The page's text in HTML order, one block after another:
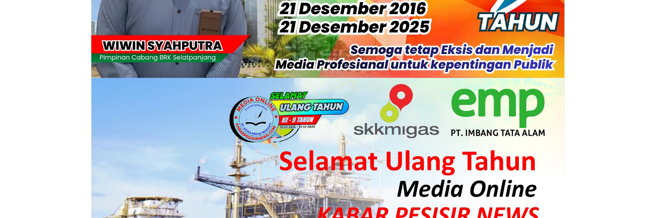
Pulihkan Konektivitas Pascabencana, HKI Rampungkan Penanganan Jalur Lembah Anai dan Malalak
Bupati Asmar Lepas 77 Kontingen Pramuka Meranti Ikuti Jambore Nasional XII 2026 di Cibubur
Polres Kepulauan Meranti Gelar Ekspedisi Merah Putih" Jalin Sinergitas dengan Insan Pers, Komunitas dan Mahasiswa
PLN Selat Panjang Minta Maaf, Janji Datangkan Mesin Sewa Atasi Pemadaman di Merbau.
Warga Kecamatan Merbau dan Kecamatan Putri Puyu Tuntut PLN: Hentikan Pemadaman dan Beri Kompensasi
FPMP.TB Bersama OPP Teluk Belitung, Dan Perwakilan Masyarakat Desa Se- Kecamatan Merbau Datangi PLTG Melibur
Bupati Asmar Perkuat Sinergi dengan Danposal Selatpanjang, Bahas Stabilitas Wilayah dan Pembangunan Meranti
44 Tim Berlaga di Banglas Barat Cup II, Pemkab Meranti Dorong Lahirnya Atlet Berprestasi
HUT IBI Ke-75, Bupati Asmar: Bidan Garda Terdepan Wujudkan Generasi Emas Indonesia 2045